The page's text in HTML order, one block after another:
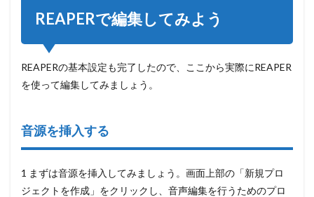
REAPERで編集してみよう
REAPERの基本設定も完了したので、ここから実際にREAPER
を使って編集してみましょう。
音源を挿入する
1 まずは音源を挿入してみましょう。画面上部の 「新規プロ
ジェクトを作成」をクリック し、音声編集を行うためのプロ